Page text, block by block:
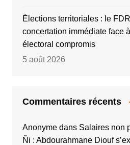
Élections territoriales : le
concertation immédiate face
électoral compromis
5 août 2026
Commentaires récents
Anonymedans Salaires non
Ñi : Abdourahmane Diouf